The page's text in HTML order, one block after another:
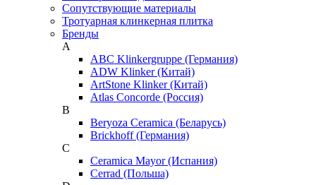
Сопутствующие материалы
Тротуарная клинкерная плитка
Бренды
A
ABC Klinkergruppe (Германия)
ADW Klinker (Китай)
ArtStone Klinker (Китай)
Atlas Concorde (Россия)
B
Beryoza Ceramica (Беларусь)
Brickhoff (Германия)
C
Ceramica Mayor (Испания)
Cerrad (Польша)